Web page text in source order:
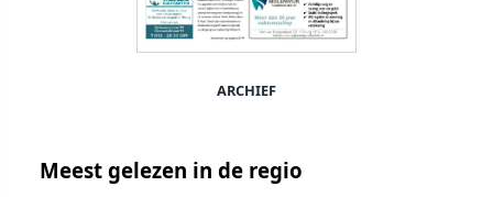
ARCHIEF
Meest gelezen in de regio